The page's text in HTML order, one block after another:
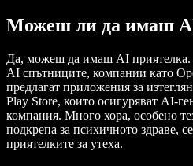
Можеш ли да имаш
Да, можеш да имаш AI приятелка.
AI спътниците, компании като
предлагат приложения за
Play Store, които осигуряват AI-
компания. Много хора, особено
подкрепа за психичното здраве,
приятелките за утеха.